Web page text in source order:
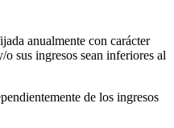
anualmente con carácter
sus ingresos sean inferiores al
de los ingresos